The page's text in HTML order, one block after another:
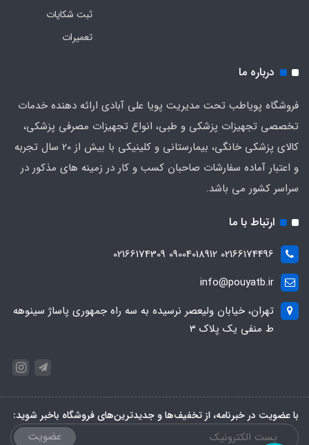
ثبت شکایات
تعمیرات
درباره ما
فروشگاه پویاطب تحت مدیریت پویا علی آبادی ارائه دهنده خدمات
تخصصی تجهیزات پزشکی و طبی، انواع تجهیزات مصرفی پزشکی،
کالای پزشکی خانگی، بیمارستانی و کلینیکی با بیش از 20 سال تجربه
و اعتبار آماده سفارشات صاحبان کسب و کار در زمینه های مذکور در
سراسر کشور می باشد.
ارتباط با ما
02166174496 09004018912 02166174309
info@pouyatb.ir
تهران، خیابان ولیعصر نرسیده به سه راه جمهوری پاساژ سینوهه
ط منفی یک پلاک 3
با عضویت در خبرنامه، از تخفیف‌ها و جدیدترین‌های فروشگاه باخبر شوید:
عضویت